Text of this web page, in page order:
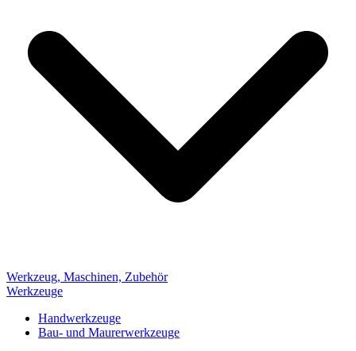
Werkzeug, Maschinen, Zubehör
Werkzeuge
Handwerkzeuge
Bau- und Maurerwerkzeuge